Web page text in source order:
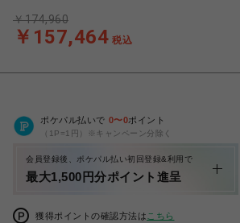
￥157,464 税込
￥174,960
ポケパル払いで 0〜0ポイント
（1P=1円）※キャンペーン分除く
会員登録後、ポケパル払い初回登録&利用で
最大1,500円分ポイント進呈
獲得ポイントの確認方法は こちら